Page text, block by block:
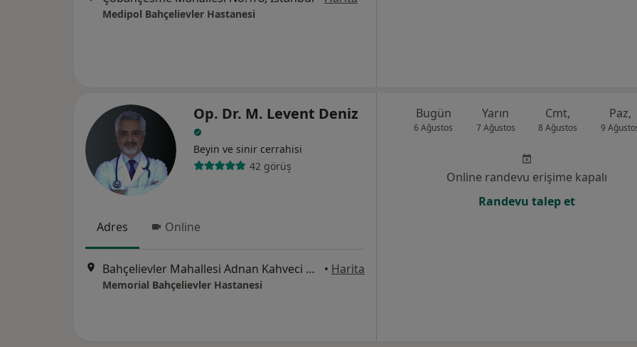
Medipol Bahçelievler Hastanesi
Op. Dr. M. Levent Deniz
Beyin ve sinir cerrahisi
42 görüş
Adres Online
Bahçelievler Mahallesi Adnan Kahveci Bulvarı No:227, Bahçelievler • Harita
Memorial Bahçelievler Hastanesi
Bugün
6 Ağustos
Yarın
7 Ağustos
Cmt,
8 Ağustos
Paz,
9
Online randevu erişime kapalı
Randevu talep et